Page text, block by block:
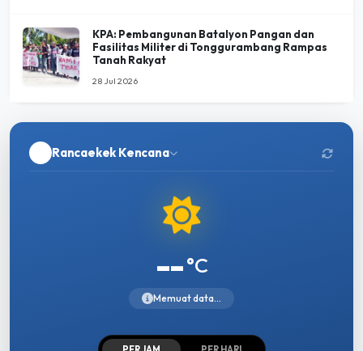
KPA: Pembangunan Batalyon Pangan dan
Fasilitas Militer di Tonggurambang Rampas
Tanah Rakyat
28 Jul 2026
Rancaekek Kencana
--°C
Memuat data...